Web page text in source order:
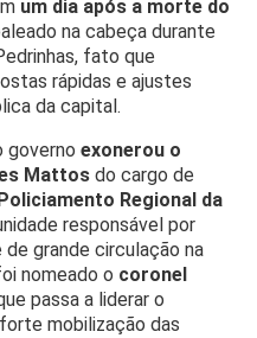
um dia após a morte do
na cabeça durante
fato que
rápidas e ajustes
da capital.
governo exonerou o
Mattos do cargo de
Regional da
responsável por
grande circulação na
nomeado o coronel
passa a liderar o
mobilização das